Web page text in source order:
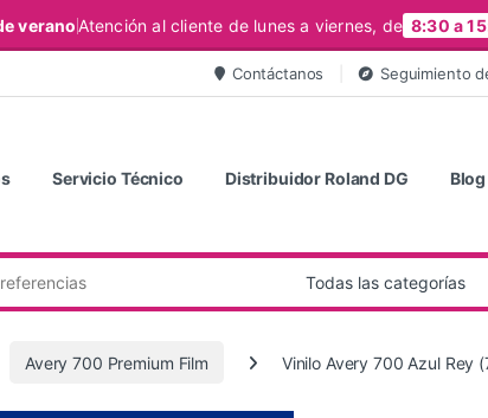
veranoAtención al cliente de lunes a viernes, de 8:30 a
Contáctanos Seguimiento
Servicio Técnico Distribuidor Roland DG Blog
Avery 700 Premium Film Vinilo Avery 700 Azul Rey